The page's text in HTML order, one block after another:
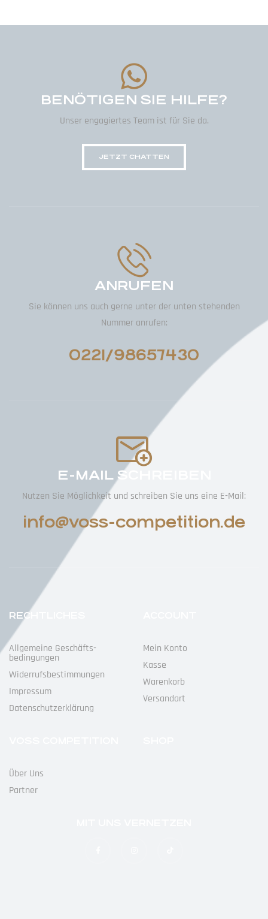
BENÖTIGEN SIE HILFE?
Unser engagiertes Team ist für Sie da.
JETZT CHATTEN
ANRUFEN
Sie können uns auch gerne unter der unten stehenden
Nummer anrufen:
0221/98657430
E-MAIL SCHREIBEN
Nutzen Sie Möglichkeit und schreiben Sie uns eine E-Mail:
info@voss-competition.de
RECHTLICHES
Allgemeine Geschäfts­
Bedingungen
Widerrufs­bestimmungen
Impressum
Datenschutz­erklärung
Mein Konto
Kasse
Warenkorb
Versandart
Über Uns
Partner